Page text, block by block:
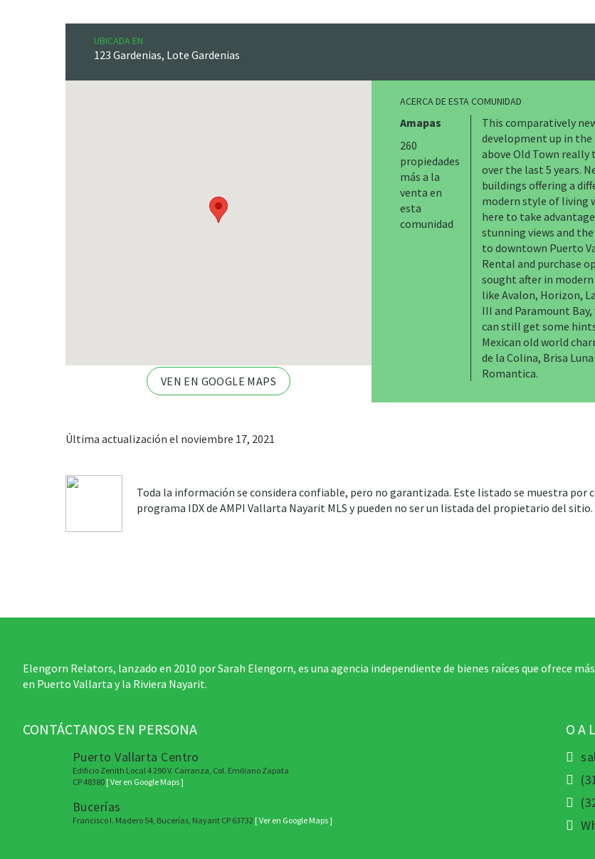
UBICADA EN
123 Gardenias, Lote Gardenias
VEN EN GOOGLE MAPS
ACERCA DE ESTA COMUNIDAD
Amapas
260
propiedades
más a la
venta en
esta
comunidad
This comparatively
development up in
above Old Town really
over the last 5 years.
buildings offering a
modern style of living
here to take
stunning views and
to downtown Puerto
Rental and purchase
sought after in
like Avalon, Horizon,
III and Paramount
can still get some
Mexican old world
de la Colina, Brisa
Romantica.
Última actualización el noviembre 17, 2021
Toda la información se considera confiable, pero no garantizada. Este listado se muestra por
programa IDX de AMPI Vallarta Nayarit MLS y pueden no ser un listada del propietario del sitio.
Elengorn Relators, lanzado en 2010 por Sarah Elengorn, es una agencia independiente de bienes raíces que ofrece
en Puerto Vallarta y la Riviera Nayarit.
CONTÁCTANOS EN PERSONA
Puerto Vallarta Centro
Edificio Zenith Local 4 290 V. Carranza, Col. Emiliano Zapata
CP 48380 [ Ver en Google Maps ]
Bucerías
Francisco I. Madero 54, Bucerías, Nayarit CP 63732 [ Ver en Google Maps ]
O A